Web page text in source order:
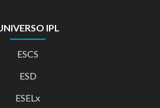
IPL
ESCS
ESD
ESELx